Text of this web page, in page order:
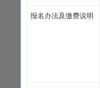
报名办法及缴费说明